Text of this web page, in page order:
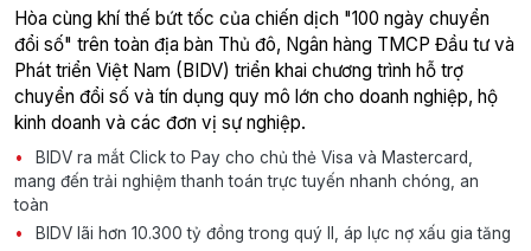
Hòa cùng khí thế bứt tốc của chiến dịch "100 ngày chuyển
đổi số" trên toàn địa bàn Thủ đô, Ngân hàng TMCP Đầu tư và
Phát triển Việt Nam (BIDV) triển khai chương trình hỗ trợ
chuyển đổi số và tín dụng quy mô lớn cho doanh nghiệp, hộ
kinh doanh và các đơn vị sự nghiệp.
BIDV ra mắt Click to Pay cho chủ thẻ Visa và Mastercard,
mang đến trải nghiệm thanh toán trực tuyến nhanh chóng, an
toàn
BIDV lãi hơn 10.300 tỷ đồng trong quý II, áp lực nợ xấu gia tăng